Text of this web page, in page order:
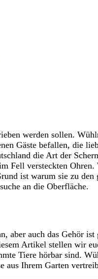
werden sollen.
Gäste befallen, die
die Art der
versteckten
ist warum sie zu
an die Oberfläche.
aber auch das Gehör
Artikel stellen wir
Tiere hörbar sind.
aus Ihrem Garten